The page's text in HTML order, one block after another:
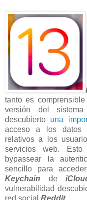
tanto es
versión del
descubierto una
acceso a los datos
relativos a los
servicios web.
bypassear la
sencillo para
Keychain de
vulnerabilidad
red social Reddit.